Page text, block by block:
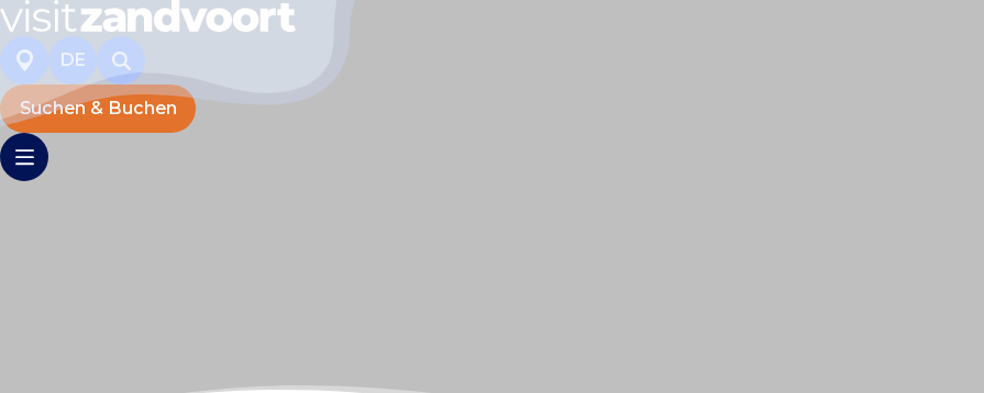
DE
Suchen & Buchen